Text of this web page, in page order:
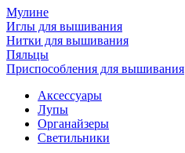
Мулине
Иглы для вышивания
Нитки для вышивания
Пяльцы
Приспособления для вышивания
Аксессуары
Лупы
Органайзеры
Светильники